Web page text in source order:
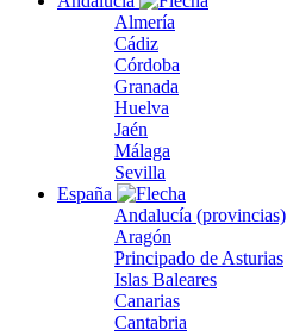
Almería
Cádiz
Córdoba
Granada
Huelva
Jaén
Málaga
Sevilla
España
Andalucía (provincias)
Aragón
Principado de Asturias
Islas Baleares
Canarias
Cantabria